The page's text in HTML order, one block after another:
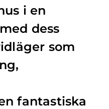
i en
dess
som
fantastiska